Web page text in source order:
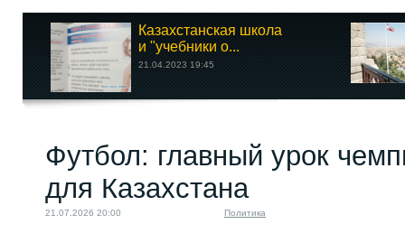
Казахстанская школа
и "учебники о...
21.04.2023 19:45
Футбол: главный урок
для Казахстана
21.07.2026 20:00 Политика